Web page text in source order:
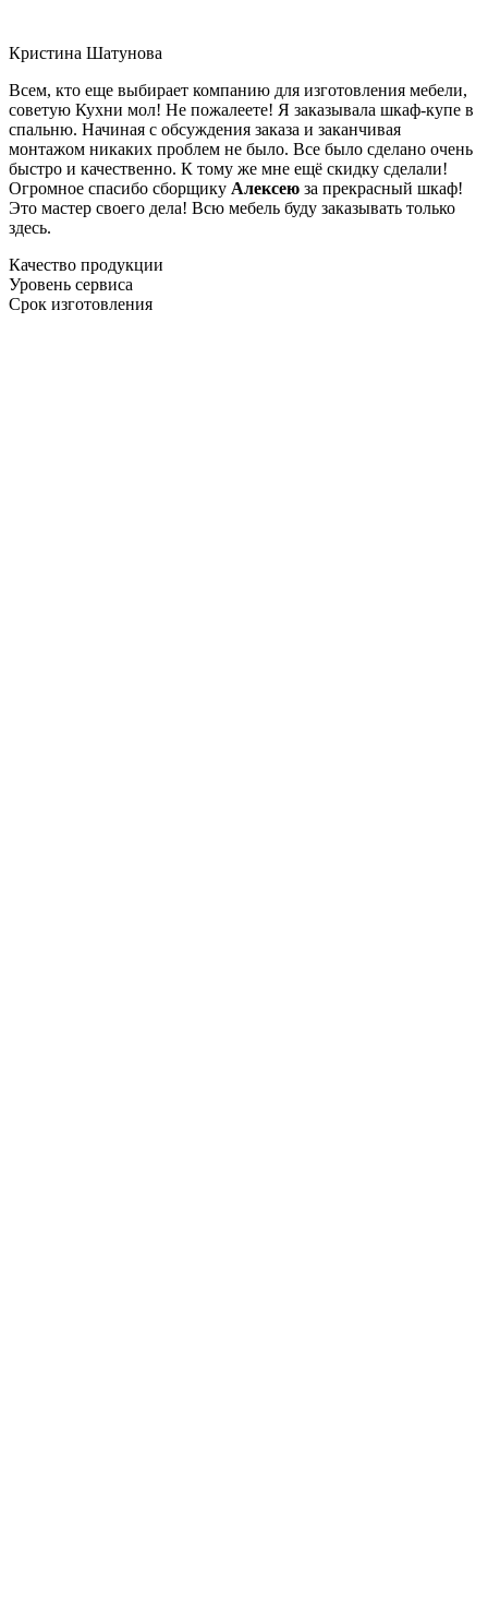
Кристина Шатунова
Всем, кто еще выбирает компанию для изготовления мебели,
советую Кухни мол! Не пожалеете! Я заказывала шкаф-купе в
спальню. Начиная с обсуждения заказа и заканчивая
монтажом никаких проблем не было. Все было сделано очень
быстро и качественно. К тому же мне ещё скидку сделали!
Огромное спасибо сборщику Алексею за прекрасный шкаф!
Это мастер своего дела! Всю мебель буду заказывать только
здесь.
Качество продукции
Уровень сервиса
Срок изготовления